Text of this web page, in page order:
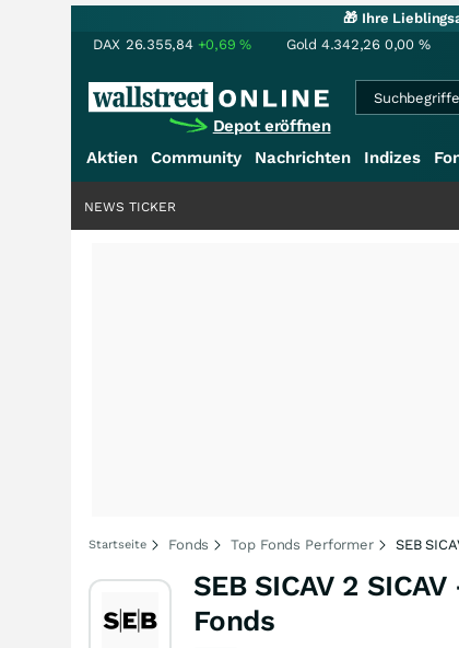
🎁 Ihre
DAX 26.355,84 +0,69% Gold 4.342,26 0,00 %
Depot eröffnen
Aktien Community Nachrichten Indizes
NEWS TICKER
Startseite Fonds Top Fonds Performer SEB
SEB SICAV 2
Fonds